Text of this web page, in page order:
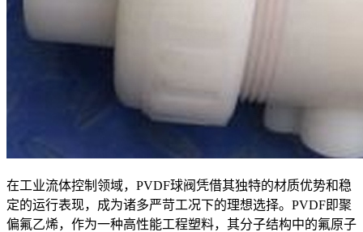
在工业流体控制领域，PVDF球阀凭借其独特的材质优势和稳
定的运行表现，成为诸多严苛工况下的理想选择。PVDF即聚
偏氟乙烯，作为一种高性能工程塑料，其分子结构中的氟原子